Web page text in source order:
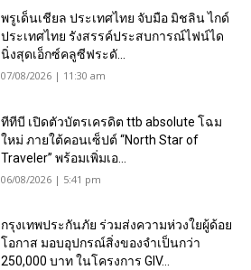
พรูเด็นเชียล ประเทศไทย จับมือ มิชลิน ไกด์
ประเทศไทย รังสรรค์ประสบการณ์ไฟน์ได
นิ่งสุดเอ็กซ์คลูซีฟระดั...
07/08/2026 | 11:30 am
ทีทีบี เปิดตัวบัตรเครดิต ttb absolute โฉม
ใหม่ ภายใต้คอนเซ็ปต์ “North Star of
Traveler” พร้อมเพิ่มเอ...
06/08/2026 | 5:41 pm
กรุงเทพประกันภัย ร่วมส่งความห่วงใยผู้ด้อย
โอกาส มอบอุปกรณ์สิ่งของจำเป็นกว่า
250,000 บาท ในโครงการ GIV...